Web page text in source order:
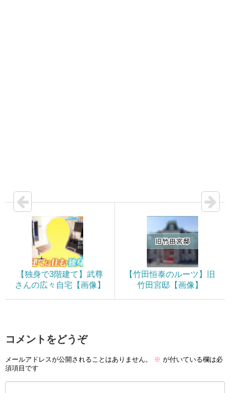
【独身で3階建て】武尊
さんの広々自宅【画像】
【竹田恒泰のルーツ】旧
竹田宮邸【画像】
コメントをどうぞ
メールアドレスが公開されることはありません。 ※ が付いている欄は必
須項目です